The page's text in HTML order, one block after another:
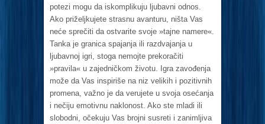
potezi mogu da iskomplikuju ljubavni odnos.
Ako priželjkujete strasnu avanturu, ništa Vas
neće sprečiti da ostvarite svoje »tajne namere«.
Tanka je granica spajanja ili razdvajanja u
ljubavnoj igri, stoga nemojte prekoračiti
»pravila« u zajedničkom životu. Igra zavođenja
može da Vas inspiriše na niz velikih i pozitivnih
promena, važno je da verujete u svoja osećanja
i nečiju emotivnu naklonost. Ako ste mladi ili
slobodni, očekuju Vas brojni susreti i zanimljiva